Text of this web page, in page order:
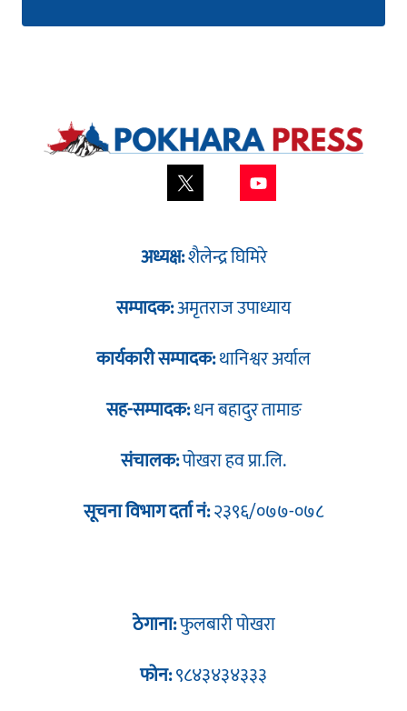
अध्यक्ष:शैलेन्द्र घिमिरे
सम्पादक:अमृतराज उपाध्याय
कार्यकारी सम्पादक:थानिश्वर अर्याल
सह-सम्पादक:धन बहादुर तामाङ
संचालक:पोखरा हव प्रा.लि.
सूचना विभाग दर्ता नं:२३९६/०७७-०७८
ठेगाना:फुलबारी पोखरा
फोन:९८४३४३४३३३